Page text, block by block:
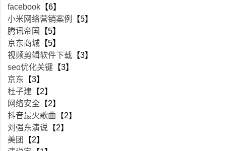
facebook 【6】
小米网络营销案例
【5】
腾讯帝国
【5】
京东商城 【5】
视频剪辑软件下载 【3】
seo优化关键 【3】
京东 【3】
杜子建 【2】
网络安全 【2】
抖音最火歌曲 【2】
刘强东演说 【2】
美团
【2】